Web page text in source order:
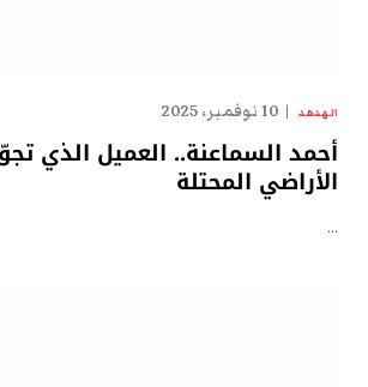
الهدهد 10 نوفمبر، 2025
أحمد السماعنة.. العميل الذي
الأراضي المحتلة
…